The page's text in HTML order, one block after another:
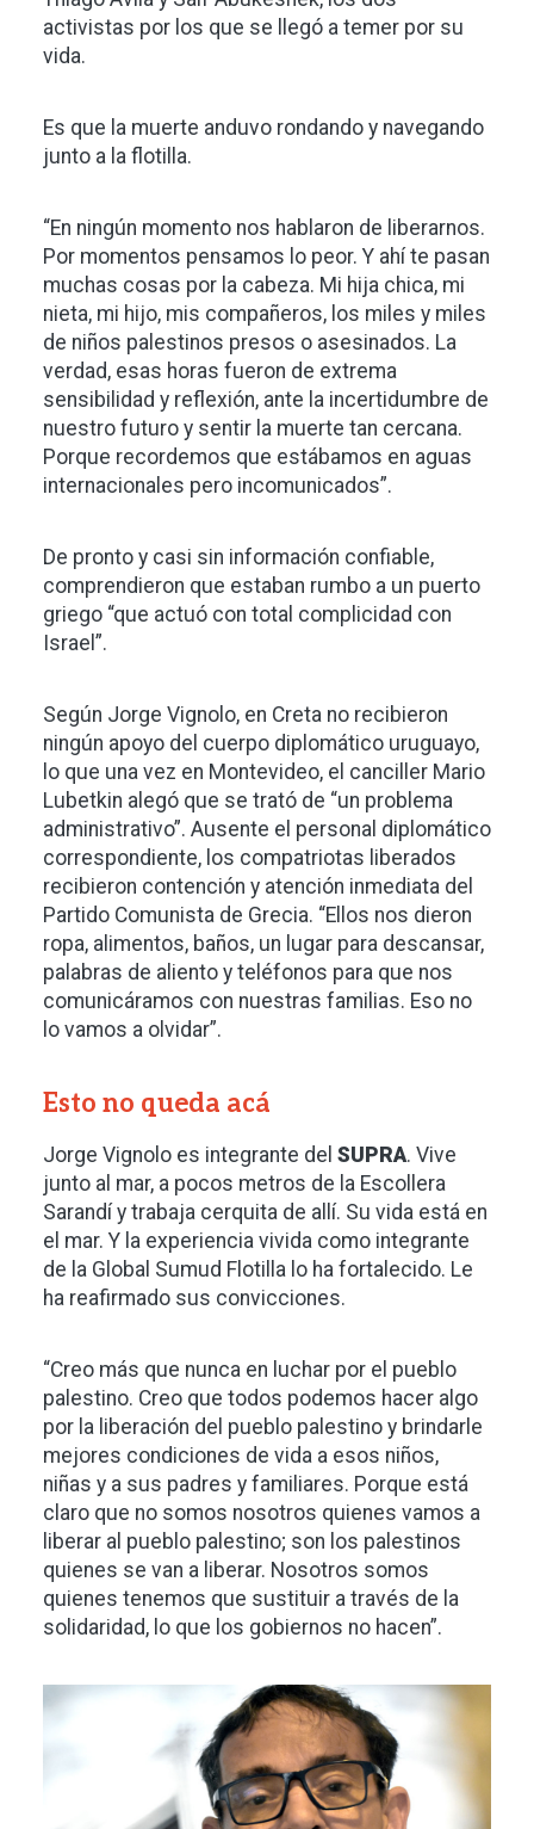
activistas por los que se llegó a temer por su
vida.
Es que la muerte anduvo rondando y navegando
junto a la flotilla.
“En ningún momento nos hablaron de liberarnos.
Por momentos pensamos lo peor. Y ahí te pasan
muchas cosas por la cabeza. Mi hija chica, mi
nieta, mi hijo, mis compañeros, los miles y miles
de niños palestinos presos o asesinados. La
verdad, esas horas fueron de extrema
sensibilidad y reflexión, ante la incertidumbre de
nuestro futuro y sentir la muerte tan cercana.
Porque recordemos que estábamos en aguas
internacionales pero incomunicados”.
De pronto y casi sin información confiable,
comprendieron que estaban rumbo a un puerto
griego “que actuó con total complicidad con
Israel”.
Según Jorge Vignolo, en Creta no recibieron
ningún apoyo del cuerpo diplomático uruguayo,
lo que una vez en Montevideo, el canciller Mario
Lubetkin alegó que se trató de “un problema
administrativo”. Ausente el personal diplomático
correspondiente, los compatriotas liberados
recibieron contención y atención inmediata del
Partido Comunista de Grecia. “Ellos nos dieron
ropa, alimentos, baños, un lugar para descansar,
palabras de aliento y teléfonos para que nos
comunicáramos con nuestras familias. Eso no
lo vamos a olvidar”.
Esto no queda acá
Jorge Vignolo es integrante del SUPRA. Vive
junto al mar, a pocos metros de la Escollera
Sarandí y trabaja cerquita de allí. Su vida está en
el mar. Y la experiencia vivida como integrante
de la Global Sumud Flotilla lo ha fortalecido. Le
ha reafirmado sus convicciones.
“Creo más que nunca en luchar por el pueblo
palestino. Creo que todos podemos hacer algo
por la liberación del pueblo palestino y brindarle
mejores condiciones de vida a esos niños,
niñas y a sus padres y familiares. Porque está
claro que no somos nosotros quienes vamos a
liberar al pueblo palestino; son los palestinos
quienes se van a liberar. Nosotros somos
quienes tenemos que sustituir a través de la
solidaridad, lo que los gobiernos no hacen”.
Imagen